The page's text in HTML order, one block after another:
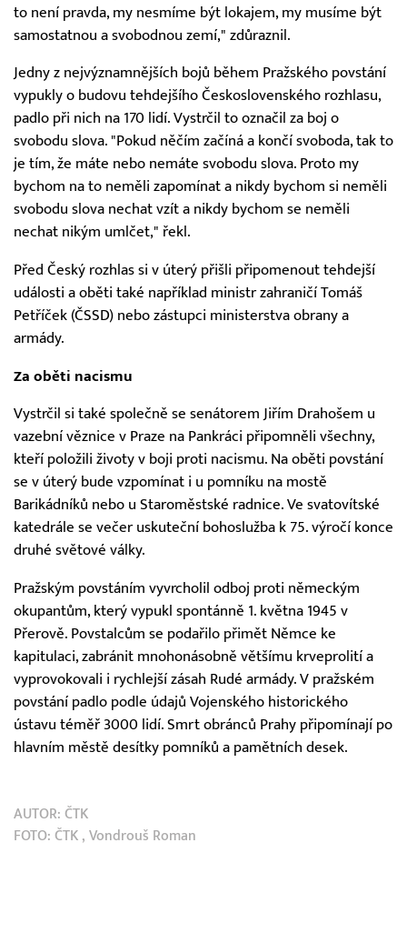
to není pravda, my nesmíme být lokajem, my musíme být
samostatnou a svobodnou zemí," zdůraznil.
Jedny z nejvýznamnějších bojů během Pražského povstání
vypukly o budovu tehdejšího Československého rozhlasu,
padlo při nich na 170 lidí. Vystrčil to označil za boj o
svobodu slova. "Pokud něčím začíná a končí svoboda, tak to
je tím, že máte nebo nemáte svobodu slova. Proto my
bychom na to neměli zapomínat a nikdy bychom si neměli
svobodu slova nechat vzít a nikdy bychom se neměli
nechat nikým umlčet," řekl.
Před Český rozhlas si v úterý přišli připomenout tehdejší
události a oběti také například ministr zahraničí Tomáš
Petříček (ČSSD) nebo zástupci ministerstva obrany a
armády.
Za oběti nacismu
Vystrčil si také společně se senátorem Jiřím Drahošem u
vazební věznice v Praze na Pankráci připomněli všechny,
kteří položili životy v boji proti nacismu. Na oběti povstání
se v úterý bude vzpomínat i u pomníku na mostě
Barikádníků nebo u Staroměstské radnice. Ve svatovítské
katedrále se večer uskuteční bohoslužba k 75. výročí konce
druhé světové války.
Pražským povstáním vyvrcholil odboj proti německým
okupantům, který vypukl spontánně 1. května 1945 v
Přerově. Povstalcům se podařilo přimět Němce ke
kapitulaci, zabránit mnohonásobně většímu krveprolití a
vyprovokovali i rychlejší zásah Rudé armády. V pražském
povstání padlo podle údajů Vojenského historického
ústavu téměř 3000 lidí. Smrt obránců Prahy připomínají po
hlavním městě desítky pomníků a pamětních desek.
AUTOR: ČTK
FOTO: ČTK , Vondrouš Roman